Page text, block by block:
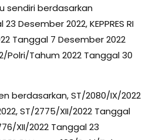
sendiri berdasarkan
Desember 2022, KEPPRES RI
Tanggal 7 Desember 2022
Polri/Tahum 2022 Tanggal 30
berdasarkan, ST/2080/IX/2022
ST/2775/XII/2022 Tanggal
XII/2022 Tanggal 23